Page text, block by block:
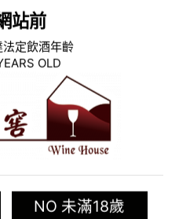
站前
定飲酒年齡
OLD
NO 未滿18歲
品